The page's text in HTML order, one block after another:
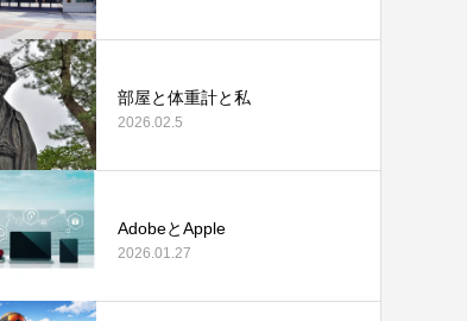
部屋と体重計と私
2026.02.5
AdobeとApple
2026.01.27